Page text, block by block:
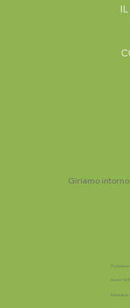
Giriamo
Promozione
Durata 12
Educazione